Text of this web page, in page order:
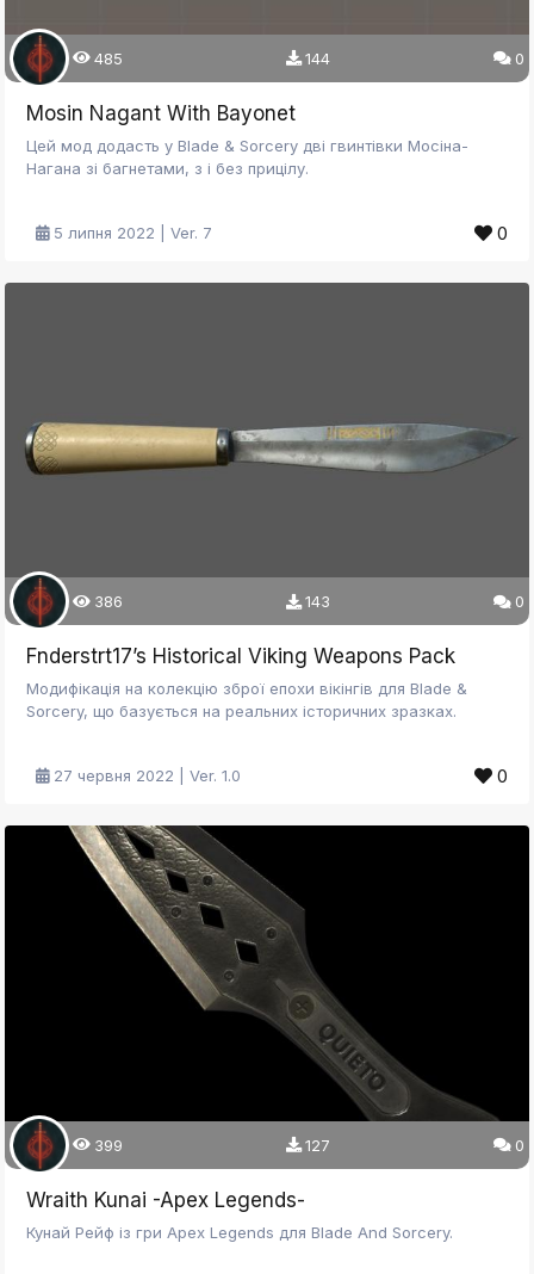
485 144 0
Mosin Nagant With Bayonet
Цей мод додасть у Blade & Sorcery дві гвинтівки Мосіна-
Нагана зі багнетами, з і без прицілу.
5 липня 2022 | Ver. 7 0
386 143 0
Fnderstrt17’s Historical Viking Weapons Pack
Модифікація на колекцію зброї епохи вікінгів для Blade &
Sorcery, що базується на реальних історичних зразках.
27 червня 2022 | Ver. 1.0 0
399 127 0
Wraith Kunai -Apex Legends-
Кунай Рейф із гри Apex Legends для Blade And Sorcery.